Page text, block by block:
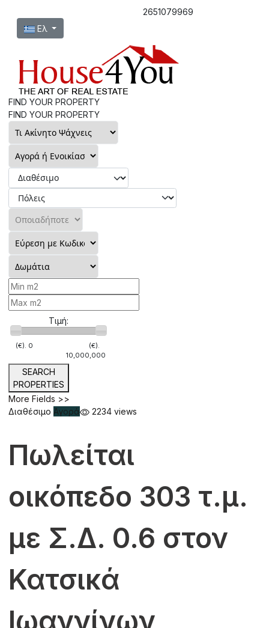
2651079969
Επιλέξτε τη γλώσσα σας
Ελ
FIND YOUR PROPERTY
FIND YOUR PROPERTY
Τιμή:
(€). 0
(€).
10,000,000
SEARCH
PROPERTIES
More Fields >>
Διαθέσιμο Αγορά 2234 views
Πωλείται
οικόπεδο 303 τ.μ.
με Σ.Δ. 0.6 στον
Κατσικά
Ιωαννίνων